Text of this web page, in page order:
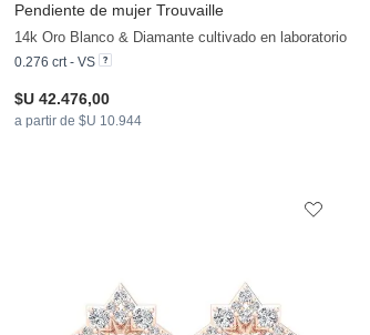
Pendiente de mujer Trouvaille
14k Oro Blanco & Diamante cultivado en laboratorio
0.276 crt - VS
$U 42.476,00
a partir de $U 10.944